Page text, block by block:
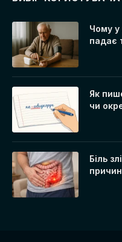
Чому у
падає
Як
чи
Біль